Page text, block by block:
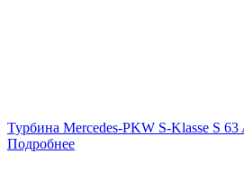
Турбина Mercedes-PKW S-Klasse S
Подробнее